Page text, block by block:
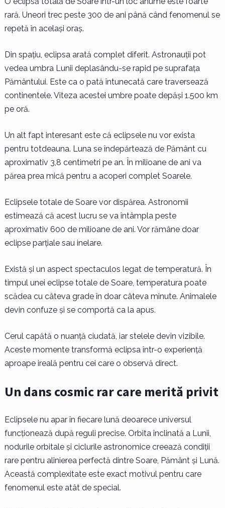
rară. Uneori trec peste 300 de ani până când fenomenul se
repetă în același oraș.
Din spațiu, eclipsa arată complet diferit. Astronauții pot
vedea umbra Lunii deplasându-se rapid pe suprafața
Pământului. Este ca o pată întunecată care traversează
continentele. Viteza acestei umbre poate depăși 1.500 km
pe oră.
Un alt fapt interesant este că eclipsele nu vor exista
pentru totdeauna. Luna se îndepărtează de Pământ cu
aproximativ 3,8 centimetri pe an. În milioane de ani va
părea prea mică pentru a acoperi complet Soarele.
Eclipsele totale de Soare vor dispărea. Astronomii
estimează că acest lucru se va întâmpla peste
aproximativ 600 de milioane de ani. Vor rămâne doar
eclipse parțiale sau inelare.
Există și un aspect spectaculos legat de temperatură. În
timpul unei eclipse totale de Soare, temperatura poate
scădea cu câteva grade în doar câteva minute. Animalele
devin confuze și se comportă ca la apus.
Cerul capătă o nuanță ciudată, iar stelele devin vizibile.
Aceste momente transformă eclipsa într-o experiență
aproape ireală pentru cei care o observă direct.
Un dans cosmic rar care merită privit
Eclipsele nu apar în fiecare lună deoarece universul
funcționează după reguli precise. Orbita înclinată a Lunii,
nodurile orbitale și ciclurile astronomice creează condiții
rare pentru alinierea perfectă dintre Soare, Pământ și Lună.
Această complexitate este exact motivul pentru care
fenomenul este atât de special.